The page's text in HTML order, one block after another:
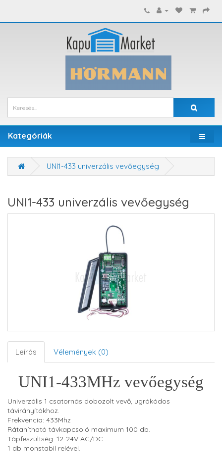
Kategóriák
UNI1-433 univerzális vevőegység
UNI1-433 univerzális vevőegység
Leírás Vélemények (0)
UNI1-433MHz vevőegység
Univerzális 1 csatornás dobozolt vevő, ugrókódos
távirányítókhoz.
Frekvencia: 433Mhz
Rátanítható távkapcsoló maximum 100 db.
Tápfeszültség: 12-24V AC/DC.
1 db monstabil relével.